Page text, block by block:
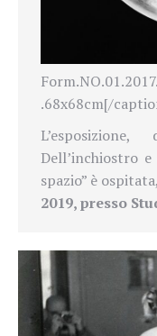
.68x68cm[/
Dell’inchiostro e
spazio” è
2019, presso